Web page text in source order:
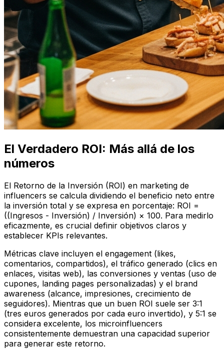
El Verdadero ROI: Más allá de los
números
El Retorno de la Inversión (ROI) en marketing de
influencers se calcula dividiendo el beneficio neto entre
la inversión total y se expresa en porcentaje: ROI =
((Ingresos - Inversión) / Inversión) × 100. Para medirlo
eficazmente, es crucial definir objetivos claros y
establecer KPIs relevantes.
Métricas clave incluyen el engagement (likes,
comentarios, compartidos), el tráfico generado (clics en
enlaces, visitas web), las conversiones y ventas (uso de
cupones, landing pages personalizadas) y el brand
awareness (alcance, impresiones, crecimiento de
seguidores). Mientras que un buen ROI suele ser 3:1
(tres euros generados por cada euro invertido), y 5:1 se
considera excelente, los microinfluencers
consistentemente demuestran una capacidad superior
para generar este retorno.